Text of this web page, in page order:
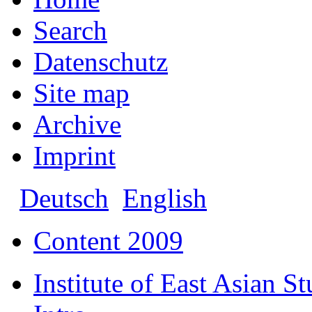
Search
Datenschutz
Site map
Archive
Imprint
Deutsch English
Content 2009
Institute of East Asian